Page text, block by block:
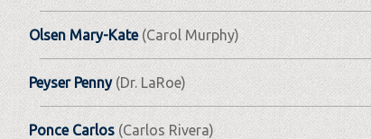
Olsen Mary-Kate(Carol Murphy)
Peyser Penny(Dr. LaRoe)
Ponce Carlos (Carlos Rivera)